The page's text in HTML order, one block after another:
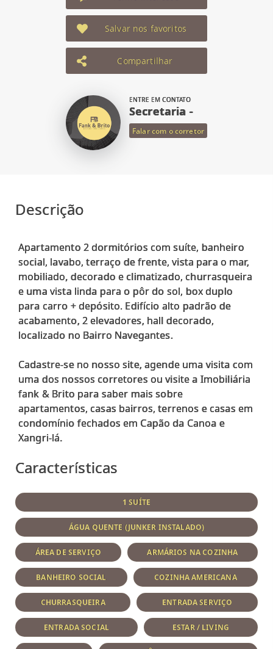
Salvar nos favoritos
Compartilhar
ENTRE EM CONTATO
Secretaria -
Falar com o corretor
Descrição
Apartamento 2 dormitórios com suíte, banheiro
social, lavabo, terraço de frente, vista para o mar,
mobiliado, decorado e climatizado, churrasqueira
e uma vista linda para o pôr do sol, box duplo
para carro + depósito. Edifício alto padrão de
acabamento, 2 elevadores, hall decorado,
localizado no Bairro Navegantes.
Cadastre-se no nosso site, agende uma visita com
uma dos nossos corretores ou visite a Imobiliária
fank & Brito para saber mais sobre
apartamentos, casas bairros, terrenos e casas em
condomínio fechados em Capão da Canoa e
Características
1 SUÍTE
ÁGUA QUENTE (JUNKER INSTALADO)
ÁREA DE SERVIÇO ARMÁRIOS NA COZINHA
BANHEIRO SOCIAL COZINHA AMERICANA
CHURRASQUEIRA ENTRADA SERVIÇO
ENTRADA SOCIAL ESTAR / LIVING